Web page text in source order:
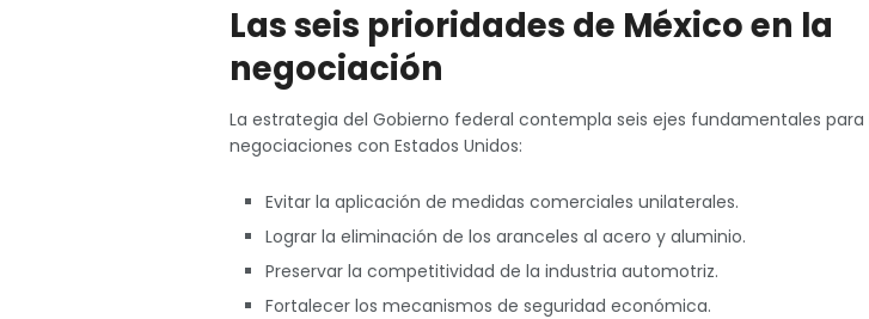
Las seis prioridades de México en la
negociación
La estrategia del Gobierno federal contempla seis ejes fundamentales para
negociaciones con Estados Unidos:
Evitar la aplicación de medidas comerciales unilaterales.
Lograr la eliminación de los aranceles al acero y aluminio.
Preservar la competitividad de la industria automotriz.
Fortalecer los mecanismos de seguridad económica.